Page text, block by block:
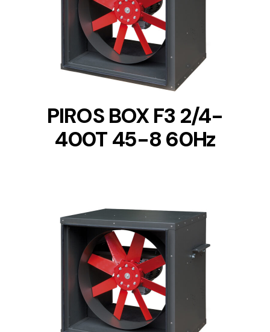
DETAILS
PIROS BOX F3 2/4-
400T 45-8 60Hz
DETAILS